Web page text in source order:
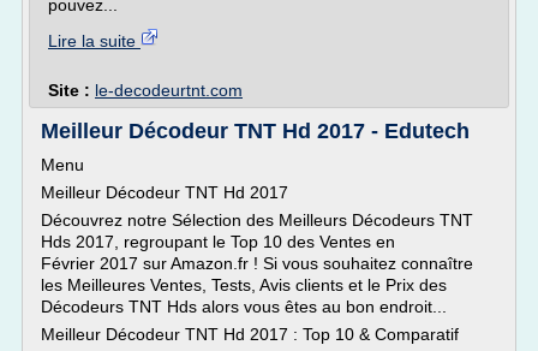
pouvez...
Lire la suite
Site : le-decodeurtnt.com
Meilleur Décodeur TNT Hd 2017 - Edutech
Menu
Meilleur Décodeur TNT Hd 2017
Découvrez notre Sélection des Meilleurs Décodeurs TNT
Hds 2017, regroupant le Top 10 des Ventes en
Février 2017 sur Amazon.fr ! Si vous souhaitez connaître
les Meilleures Ventes, Tests, Avis clients et le Prix des
Décodeurs TNT Hds alors vous êtes au bon endroit...
Meilleur Décodeur TNT Hd 2017 : Top 10 & Comparatif